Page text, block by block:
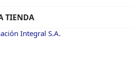
TIENDA
Integral S.A.